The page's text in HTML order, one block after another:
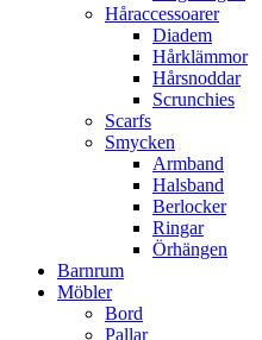
Håraccessoarer
Diadem
Hårklämmor
Hårsnoddar
Scrunchies
Scarfs
Smycken
Armband
Halsband
Berlocker
Ringar
Örhängen
Barnrum
Möbler
Bord
Pallar